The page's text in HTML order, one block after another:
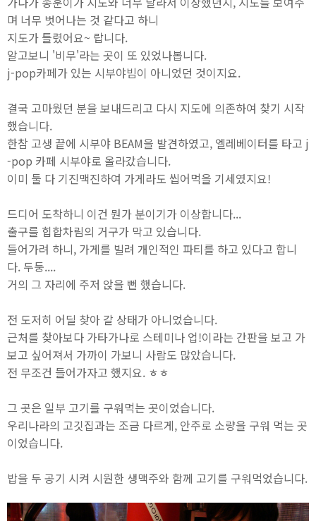
며 너무 벗어나는 것 같다고 하니
지도가 틀렸어요~ 랍니다.
알고보니 '비무'라는 곳이 또 있었나봅니다.
j-pop카페가 있는 시부야빔이 아니었던 것이지요.
결국 고마웠던 분을 보내드리고 다시 지도에 의존하여 찾기 시작
했습니다.
한참 고생 끝에 시부야 BEAM을 발견하였고, 엘레베이터를 타고 j
-pop 카페 시부야로 올라갔습니다.
이미 둘 다 기진맥진하여 가게라도 씹어먹을 기세였지요!
드디어 도착하니 이건 뭔가 분이기가 이상합니다...
출구를 힙합차림의 거구가 막고 있습니다.
들어가려 하니, 가게를 빌려 개인적인 파티를 하고 있다고 합니
다. 두둥....
거의 그 자리에 주저 앉을 뻔 했습니다.
전 도저히 어딜 찾아 갈 상태가 아니었습니다.
근처를 찾아보다 가타가나로 스테미나 업!이라는 간판을 보고 가
보고 싶어져서 가까이 가보니 사람도 많았습니다.
전 무조건 들어가자고 했지요. ㅎㅎ
그 곳은 일부 고기를 구워먹는 곳이었습니다.
우리나라의 고깃집과는 조금 다르게, 안주로 소량을 구워 먹는 곳
이었습니다.
밥을 두 공기 시켜 시원한 생맥주와 함께 고기를 구워먹었습니다.